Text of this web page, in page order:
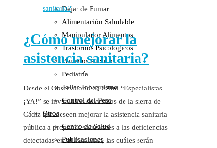
Manifiestos
Comunicados
En nuestra Web
Colaboraciones
Cartas al Director
Medios de Comunicación
Otros
Vídeos
Audio
Cara Oscura Sanidad
Humor
Dejar de Fumar
Alimentación Saludable
Manipulador Alimentos
Trastornos Psicológicos
Primeros Auxilios
Pediatría
Taller Tabaquismo
Control del Peso
Otros
Centro de Salud
Publicaciones
¿Cómo mejorar la
asistencia sanitaria?
Desde el Observatorio de Salud “Especialistas
¡YA!” se invita a los colectivos de la sierra de
Cádiz que deseen mejorar la asistencia sanitaria
pública a proponer soluciones a las deficiencias
detectadas en su localidad, las cuáles serán